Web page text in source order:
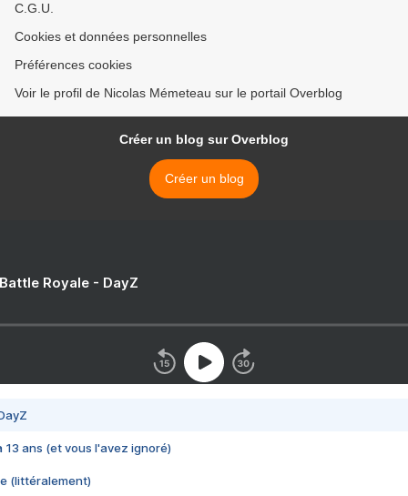
C.G.U.
Cookies et données personnelles
Préférences cookies
Voir le profil de Nicolas Mémeteau sur le portail Overblog
Créer un blog sur Overblog
Créer un blog
Royale - DayZ
13 ans (et vous l'avez ignoré)
(littéralement)